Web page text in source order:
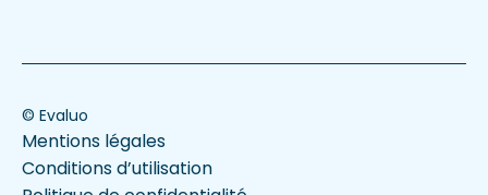
© Evaluo
Mentions légales
Conditions d’utilisation